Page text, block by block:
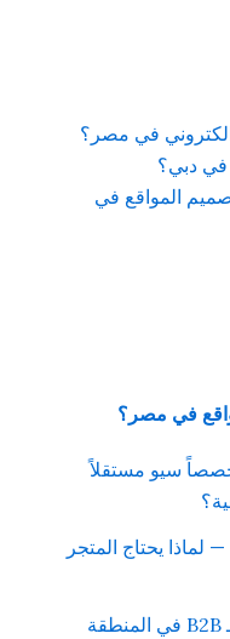
في مصر؟
دبي؟
المواقع في
سيو مستقلاً
لماذا يحتاج المتجر
شركة سيو للشركات الصناعية والـ B2B في المنطقة